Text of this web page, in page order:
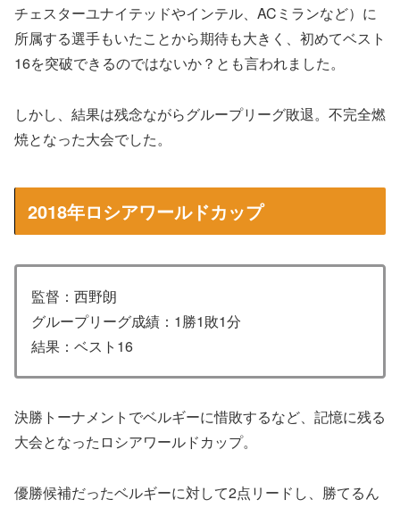
チェスターユナイテッドやインテル、ACミランなど）に
所属する選手もいたことから期待も大きく、初めてベスト
16を突破できるのではないか？とも言われました。
しかし、結果は残念ながらグループリーグ敗退。不完全燃
焼となった大会でした。
2018年ロシアワールドカップ
監督：西野朗
グループリーグ成績：1勝1敗1分
結果：ベスト16
決勝トーナメントでベルギーに惜敗するなど、記憶に残る
大会となったロシアワールドカップ。
優勝候補だったベルギーに対して2点リードし、勝てるん